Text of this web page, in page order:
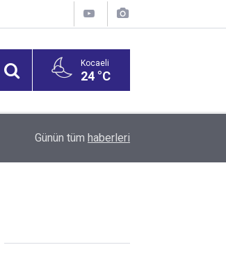
Kocaeli
24 °C
Bilişim 500 Araştırması’nın sonuçları açıklandı
Günün tüm haberleri